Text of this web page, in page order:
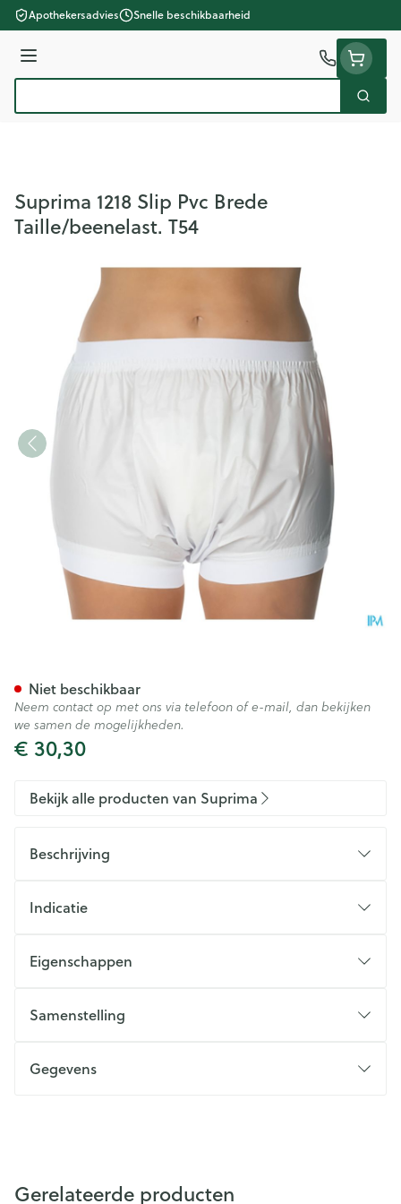
Ga naar de inhoud
Apothekersadvies Snelle beschikbaarheid
Menu
Zoek
Suprima 1218 Slip Pvc Brede
Taille/beenelast. T54
€ 30,30
Niet beschikbaar
Neem contact op met ons via telefoon of e-mail, dan bekijken
we samen de mogelijkheden.
Bekijk alle producten van Suprima
Beschrijving
Indicatie
Eigenschappen
Samenstelling
Gegevens
Gerelateerde producten